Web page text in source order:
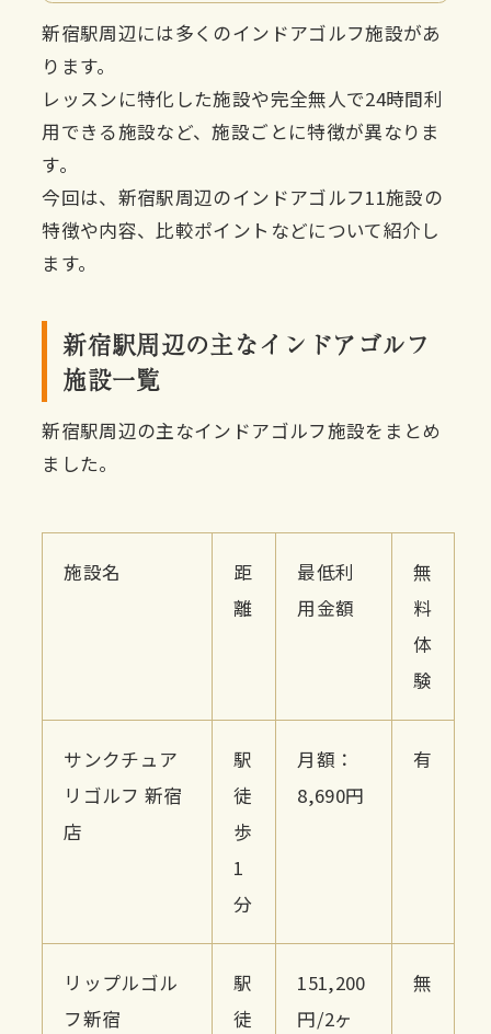
新宿駅周辺には多くのインドアゴルフ施設があ
ります。
レッスンに特化した施設や完全無人で24時間利
用できる施設など、施設ごとに特徴が異なりま
す。
今回は、新宿駅周辺のインドアゴルフ11施設の
特徴や内容、比較ポイントなどについて紹介し
ます。
新宿駅周辺の主なインドアゴルフ
施設一覧
新宿駅周辺の主なインドアゴルフ施設をまとめ
ました。
施設名
距
離
最低利
用金額
無
料
体
験
サンクチュア
リゴルフ 新宿
店
駅
徒
歩
1
分
月額：
8,690円
有
リップルゴル
フ新宿
駅
徒
151,200
円/2ヶ
無